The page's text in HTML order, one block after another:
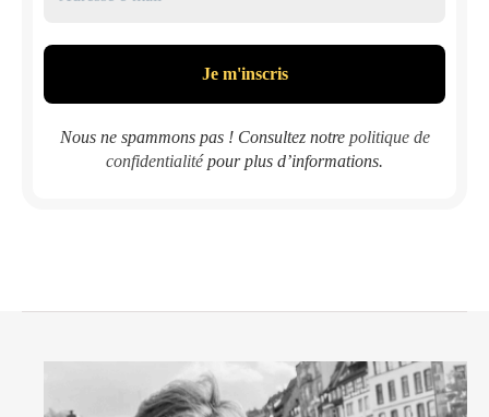
Nous ne spammons pas ! Consultez notre politique de
confidentialitépour plus d’informations.